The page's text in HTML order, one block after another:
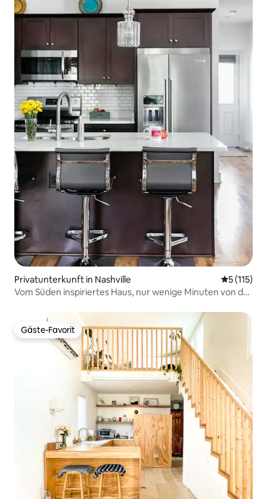
Privatunterkunft in Nashville
5 (115)
Vom Süden inspiriertes Haus, nur wenige Minuten von der
Gäste-Favorit
Gäste-Favorit